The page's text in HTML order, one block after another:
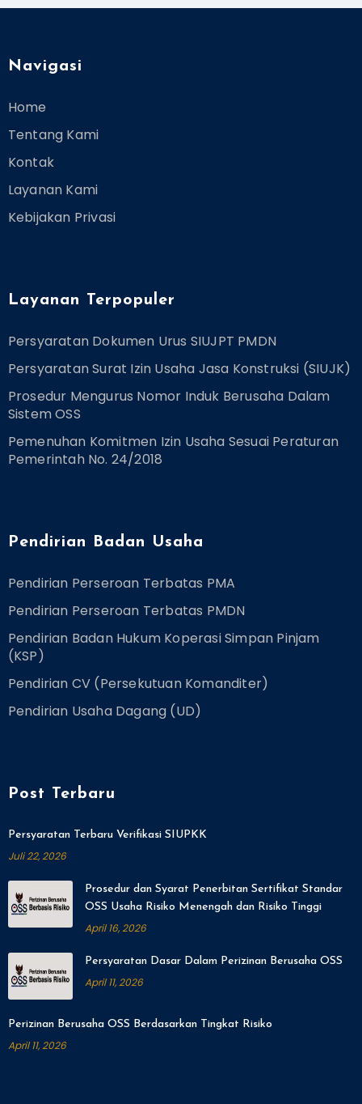
Navigasi
Home
Tentang Kami
Kontak
Layanan Kami
Kebijakan Privasi
Layanan Terpopuler
Persyaratan Dokumen Urus SIUJPT PMDN
Persyaratan Surat Izin Usaha Jasa Konstruksi (SIUJK)
Prosedur Mengurus Nomor Induk Berusaha Dalam
Sistem OSS
Pemenuhan Komitmen Izin Usaha Sesuai Peraturan
Pemerintah No. 24/2018
Pendirian Badan Usaha
Pendirian Perseroan Terbatas PMA
Pendirian Perseroan Terbatas PMDN
Pendirian Badan Hukum Koperasi Simpan Pinjam
(KSP)
Pendirian CV (Persekutuan Komanditer)
Pendirian Usaha Dagang (UD)
Post Terbaru
Persyaratan Terbaru Verifikasi SIUPKK
Juli 22, 2026
Prosedur dan Syarat Penerbitan Sertifikat Standar
OSS Usaha Risiko Menengah dan Risiko Tinggi
April 16, 2026
Persyaratan Dasar Dalam Perizinan Berusaha OSS
April 11, 2026
Perizinan Berusaha OSS Berdasarkan Tingkat Risiko
April 11, 2026